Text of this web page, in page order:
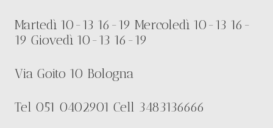
Martedì 10-13 16-19 Mercoledì 10-13 16-
19 Giovedì 10-13 16-19
Via Goito 10 Bologna
Tel 051 0402901 Cell 3483136666